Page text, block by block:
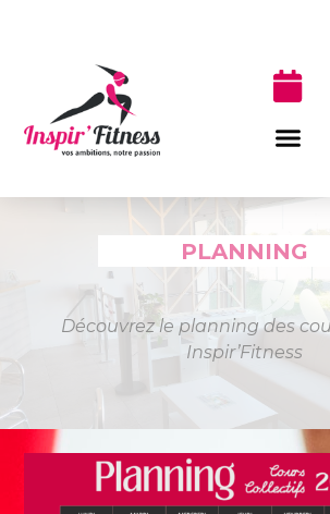
PLANNING
Découvrez le planning des
Inspir’Fitness